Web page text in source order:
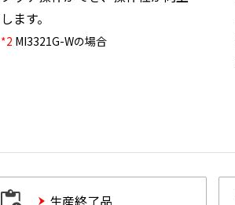
します。
*2 MI3321G-Wの場合